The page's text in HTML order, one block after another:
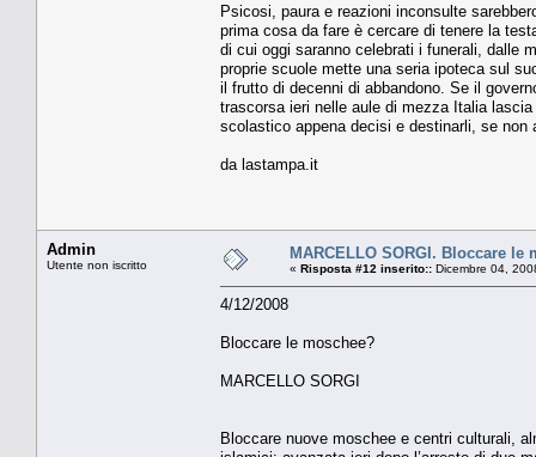
Psicosi, paura e reazioni inconsulte
prima cosa da fare è cercare di tenere la
di cui oggi saranno celebrati i funerali, dalle
proprie scuole mette una seria ipoteca sul
il frutto di decenni di abbandono. Se il
trascorsa ieri nelle aule di mezza Italia
scolastico appena decisi e destinarli, se non
da lastampa.it
Admin
Utente non iscritto
MARCELLO SORGI. Bloccare le
« Risposta #12 inserito:: Dicembre 04,
4/12/2008
Bloccare le moschee?
MARCELLO SORGI
Bloccare nuove moschee e centri culturali,